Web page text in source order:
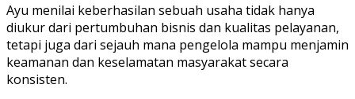
Ayu menilai keberhasilan sebuah usaha tidak hanya
diukur dari pertumbuhan bisnis dan kualitas pelayanan,
tetapi juga dari sejauh mana pengelola mampu menjamin
keamanan dan keselamatan masyarakat secara
konsisten.